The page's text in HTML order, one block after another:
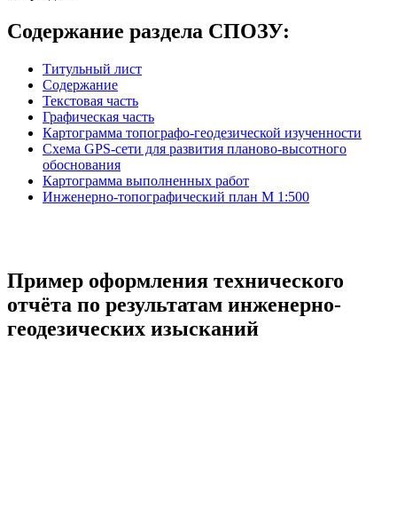
Содержание раздела СПОЗУ:
Титульный лист
Содержание
Текстовая часть
Графическая часть
Картограмма топографо-геодезической изученности
Схема GPS-сети для развития планово-высотного
обоснования
Картограмма выполненных работ
Инженерно-топографический план М 1:500
Пример оформления технического
отчёта по результатам инженерно-
геодезических изысканий